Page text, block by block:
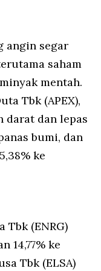
angin segar
saham
mentah.
Tbk (APEX),
darat dan lepas
bumi, dan
ke
Tbk (ENRG)
14,77% ke
Tbk (ELSA)